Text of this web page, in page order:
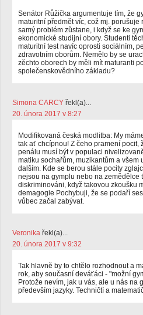
Senátor Růžička argumentuje tím, že
maturitní předmět víc, což mj. porušuje
samý problém zůstane, i když se ke
ekonomické studijní obory. Studenti
maturitní test navíc oprosti sociálním,
zdravotním oborům. Nemělo by se
zěchto oborech by měli mít maturanti
společenskovědního základu?
Simona CARCY řekl(a)...
20. února 2017 v 8:27
Modifikovaná česká modlitba: My
tak ať chcípnou! Z čeho pramení pocit,
penálu musí být v populaci
matiku sochařům, muzikantům a všem
dalším. Kde se berou stále pocity
nejsou na gymplu nebo na zemědělce
diskriminováni, když takovou zkoušku
demagogie Pochybuji, že se podaří
vůbec začal zabývat.
Veronika řekl(a)...
20. února 2017 v 9:32
Tak hlavně by to chtělo rozhodnout a
rok, aby současní deváťáci - "možní
Protože nevím, jak u vás, ale u nás na
především jazyky. Techničtí a